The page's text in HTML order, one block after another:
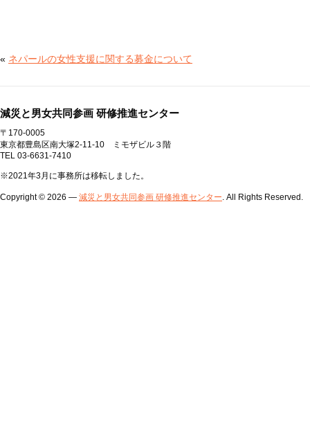
« ネパールの女性支援に関する募金について
減災と男女共同参画 研修推進センター
〒170-0005
東京都豊島区南大塚2-11-10 ミモザビル３階
TEL 03-6631-7410
※2021年3月に事務所は移転しました。
Copyright © 2026 — 減災と男女共同参画 研修推進センター. All Rights Reserved.